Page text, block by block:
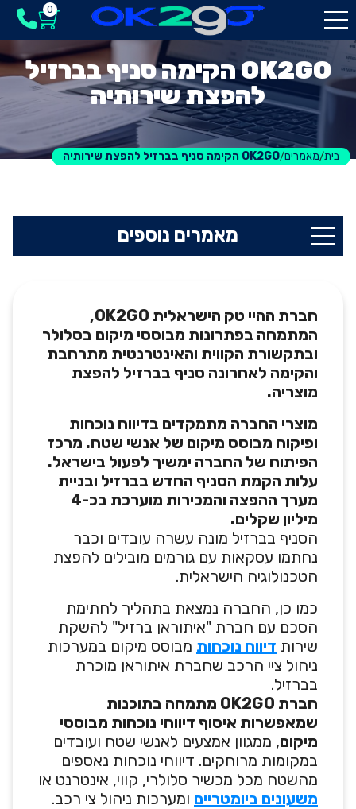
0
OK2GO הקימה סניף בברזיל
להפצת שירותיה
בית/מאמרים/OK2GO הקימה סניף בברזיל להפצת שירותיה
מאמרים נוספים
חברת ההיי טק הישראלית OK2GO,
המתמחה בפתרונות מבוססי מיקום בסלולר
ובתקשורת הקווית והאינטרנטית מתרחבת
והקימה לאחרונה סניף בברזיל להפצת
מוצריה.
מוצרי החברה מתמקדים בדיווח נוכחות
ופיקוח מבוסס מיקום של אנשי שטח. מרכז
הפיתוח של החברה ימשיך לפעול בישראל.
עלות הקמת הסניף החדש בברזיל ובניית
מערך ההפצה והמכירות מוערכת בכ-4
מיליון שקלים.
הסניף בברזיל מונה עשרה עובדים וכבר
נחתמו עסקאות עם גורמים מובילים להפצת
הטכנולוגיה הישראלית.
כמו כן, החברה נמצאת בתהליך לחתימת
הסכם עם חברת "איתוראן ברזיל" להשקת
שירות דיווח נוכחות מבוסס מיקום במערכות
ניהול ציי הרכב שחברת איתוראן מוכרת
בברזיל.
חברת OK2GO מתמחה בתוכנות
שמאפשרות איסוף דיווחי נוכחות מבוססי
מיקום, ממגוון אמצעים לאנשי שטח ועובדים
במקומות מרוחקים. דיווחי נוכחות נאספים
מהשטח מכל מכשיר סלולרי, קווי, אינטרנט או
משעונים ביומטריים ומערכות ניהול צי רכב.